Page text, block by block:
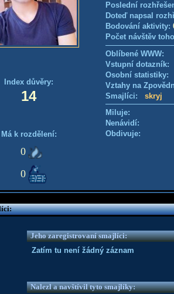
Index důvěry:
14
Má k rozdělení:
0
0
Poslední
Doteď napsal
Bodování aktivity:
Počet návštěv
Oblíbené WWW:
Vstupní
Osobní
Vztahy na
Smajlíci: skryj
Miluje:
Nenávidí:
Obdivuje:
Jeho zaregistrovaní smajlíci:
Zatím tu není žádný záznam
Nalezl a navštívil tyto smajlíky: